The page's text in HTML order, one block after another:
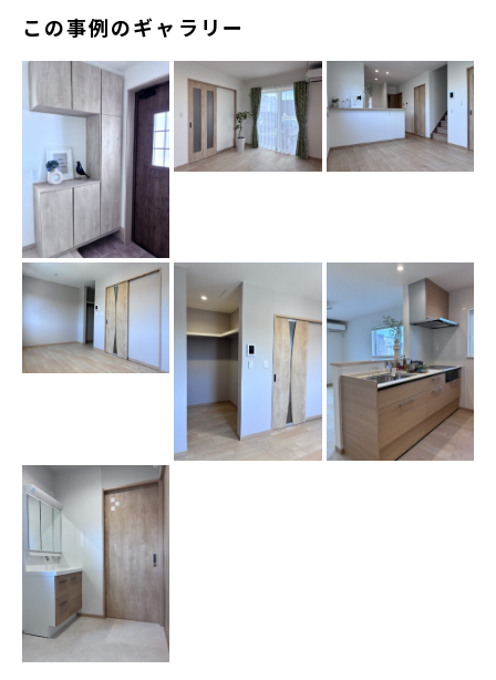
この事例のギャラリー